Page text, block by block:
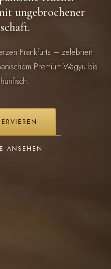
ungebrochener
Frankfurts – zelebriert
Premium-Wagyu bis
ANSEHEN